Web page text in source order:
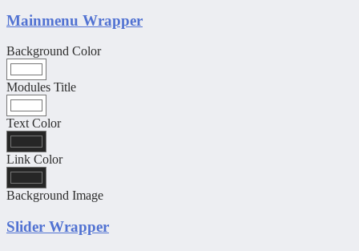
Mainmenu Wrapper
Background Color
Modules Title
Text Color
Link Color
Background Image
Slider Wrapper